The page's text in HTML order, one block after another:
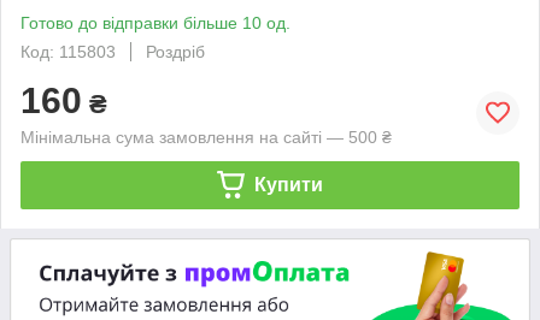
Готово до відправки більше 10 од.
Код: 115803
Роздріб
160 ₴
Мінімальна сума замовлення на сайті — 500 ₴
Купити